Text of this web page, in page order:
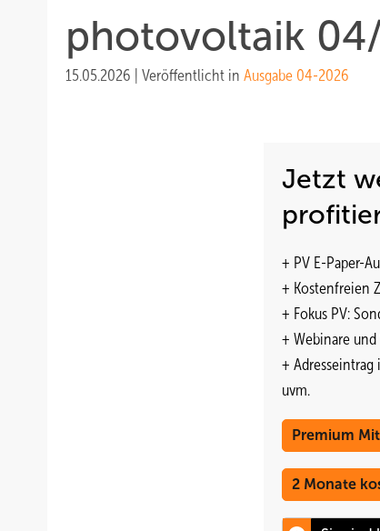
photovoltaik
15.05.2026 Veröffentlicht in Ausgabe 04-2026
Jetzt
+ PV E-Paper-
+ Kostenfreien
+ Fokus PV:
+ Webinare
+
uvm.
Premium
2 Monate